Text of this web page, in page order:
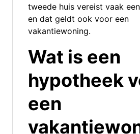
tweede huis vereist vaak
en dat geldt ook voor een
vakantiewoning.
Wat is een
hypotheek
een